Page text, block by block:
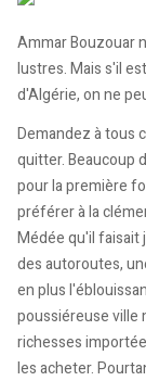
Ammar Bouzouar
lustres. Mais s'il
d'Algérie, on ne
Demandez à tous
quitter. Beaucoup
pour la première
préférer à la
Médée qu'il faisait
des autoroutes,
en plus
poussiéreuse ville
richesses
les acheter.